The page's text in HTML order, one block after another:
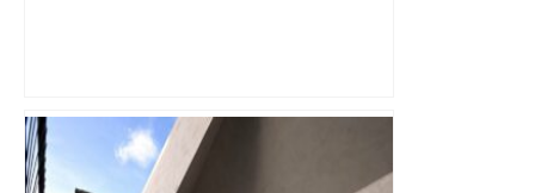
« Rien d'inquiétant » pour Guillaume
Restes, le gardien de Toulouse, après